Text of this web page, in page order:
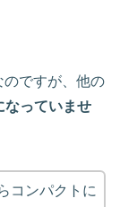
ですが、他の
なっていませ
コンパクトに